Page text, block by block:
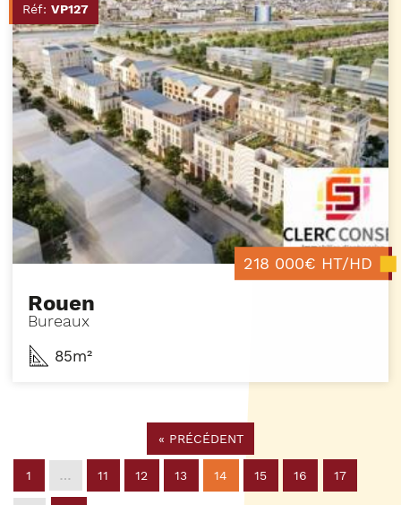
Réf:VP127
218 000€ HT/HD
Rouen
Bureaux
85m²
« PRÉCÉDENT
1 … 11 12 13 14 15 16 17